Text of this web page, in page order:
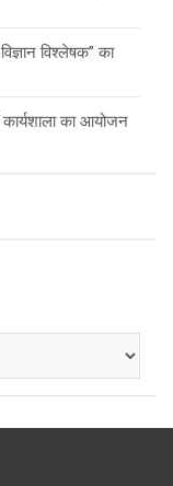
विश्लेषक” का
का आयोजन